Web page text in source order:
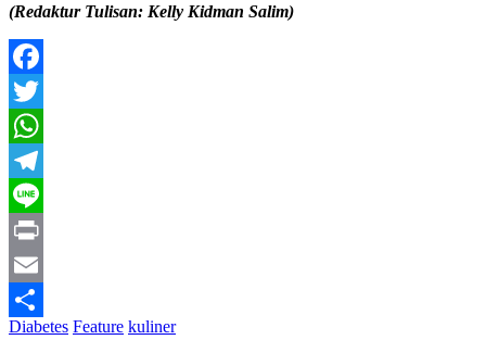
(Redaktur Tulisan: Kelly Kidman Salim)
Facebook
Twitter
WhatsApp
Telegram
Line
Print
Email
Share
Diabetes Feature kuliner